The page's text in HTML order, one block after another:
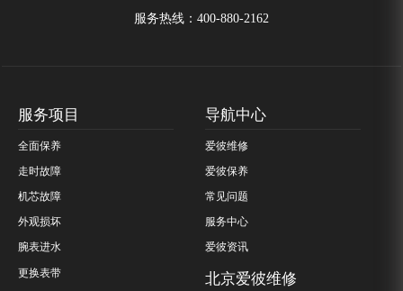
服务热线： 400-880-2162
服务项目
全面保养
走时故障
机芯故障
外观损坏
腕表进水
更换表带
导航中心
爱彼维修
爱彼保养
常见问题
服务中心
爱彼资讯
北京爱彼维修